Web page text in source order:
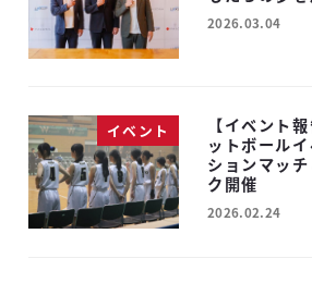
投稿日
2026.03.04
イベント
【イベント
ットボール
ションマッ
ク開催
投稿日
2026.02.24